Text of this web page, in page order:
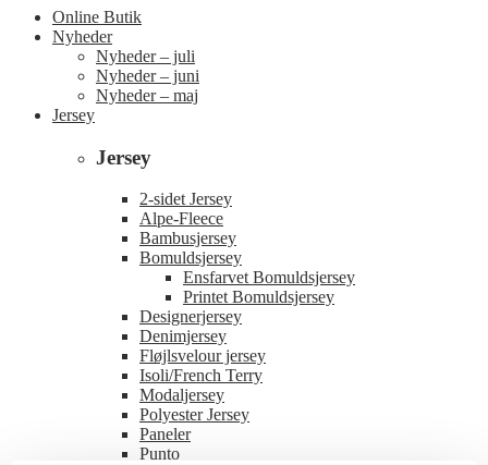
Online Butik
Nyheder
Nyheder – juli
Nyheder – juni
Nyheder – maj
Jersey
Jersey
2-sidet Jersey
Alpe-Fleece
Bambusjersey
Bomuldsjersey
Ensfarvet Bomuldsjersey
Printet Bomuldsjersey
Designerjersey
Denimjersey
Fløjlsvelour jersey
Isoli/French Terry
Modaljersey
Polyester Jersey
Paneler
Punto